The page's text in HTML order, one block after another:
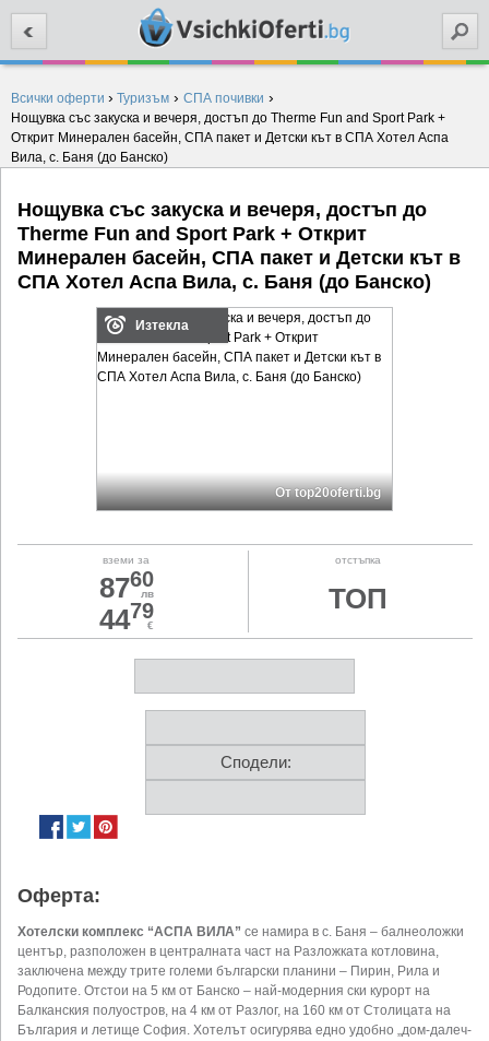
Всички оферти › Туризъм › СПА почивки ›
Нощувка със закуска и вечеря, достъп до Therme Fun and Sport Park +
Открит Минерален басейн, СПА пакет и Детски кът в СПА Хотел Аспа
Вила, с. Баня (до Банско)
Нощувка със закуска и вечеря, достъп до
Therme Fun and Sport Park + Открит
Минерален басейн, СПА пакет и Детски кът в
СПА Хотел Аспа Вила, с. Баня (до Банско)
Изтекла
От top20oferti.bg
вземи за
8760
лв
4479
€
отстъпка
ТОП
Сподели:
Оферта:
Хотелски комплекс “АСПА ВИЛА” се намира в с. Баня – балнеоложки
център, разположен в централната част на Разложката котловина,
заключена между трите големи български планини – Пирин, Рила и
Родопите. Отстои на 5 км от Банско – най-модерния ски курорт на
Балканския полуостров, на 4 км от Разлог, на 160 км от Столицата на
България и летище София. Хотелът осигурява едно удобно „дом-далеч-